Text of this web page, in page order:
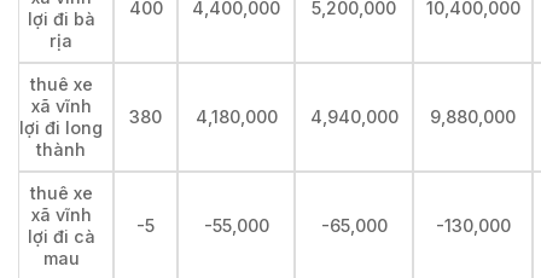
lợi đi bà
rịa
400 4,400,000 5,200,000 10,400,000
thuê xe
xã vĩnh
lợi đi long
thành
380 4,180,000 4,940,000 9,880,000
thuê xe
xã vĩnh
lợi đi cà
mau
-5 -55,000 -65,000 -130,000